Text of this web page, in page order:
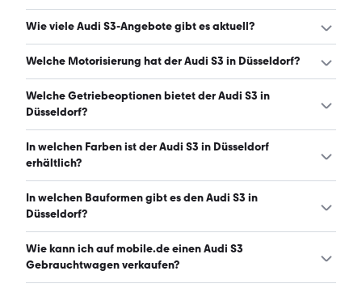
Ein guter Preis für einen Audi S3 in Düsseldorf liegt
starten ab 439 € monatlich. (Stand: 8.8.2026)
Wie viele Audi S3-Angebote gibt es aktuell?
Es gibt insgesamt 49 Audi S3 bei mobile.de, davon 47
Welche Motorisierung hat der Audi S3 in Düsseldorf?
Der Audi S3 in Düsseldorf hat Leistungen zwischen 300
und 333 PS. (Stand: 8.8.2026)
Welche Getriebeoptionen bietet der Audi S3 in
Düsseldorf?
Der Audi S3 in Düsseldorf ist mit automatischem und
manuellem Getriebe erhältlich. (Stand: 8.8.2026)
In welchen Farben ist der Audi S3 in Düsseldorf
erhältlich?
Den Audi S3 in Düsseldorf gibt es in folgenden Farben:
grau, schwarz, weiß, blau, gelb und grün. Die häufigste
In welchen Bauformen gibt es den Audi S3 in
Düsseldorf?
Den Audi S3 in Düsseldorf gibt es in folgenden Bauformen:
Limousine. (Stand: 8.8.2026)
Wie kann ich auf mobile.de einen Audi S3
Gebrauchtwagen verkaufen?